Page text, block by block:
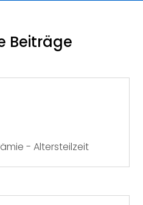
Beiträge
- Altersteilzeit